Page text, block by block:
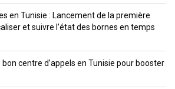
en Tunisie : Lancement de la première
et suivre l’état des bornes en temps
centre d’appels en Tunisie pour booster